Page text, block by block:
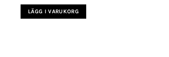
LÄGG I VARUKORG